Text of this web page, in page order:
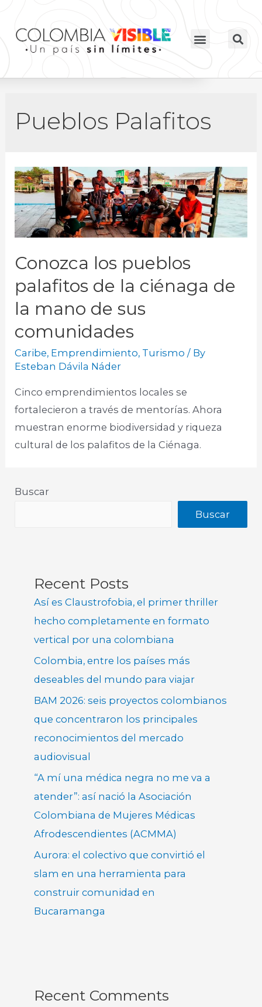
Pueblos Palafitos
Conozca los pueblos
palafitos de la ciénaga de
la mano de sus
comunidades
Caribe, Emprendimiento, Turismo / By
Esteban Dávila Náder
Cinco emprendimientos locales se
fortalecieron a través de mentorías. Ahora
muestran enorme biodiversidad y riqueza
cultural de los palafitos de la Ciénaga.
Buscar
Buscar
Recent Posts
Así es Claustrofobia, el primer thriller
hecho completamente en formato
vertical por una colombiana
Colombia, entre los países más
deseables del mundo para viajar
BAM 2026: seis proyectos colombianos
que concentraron los principales
reconocimientos del mercado
audiovisual
“A mí una médica negra no me va a
atender”: así nació la Asociación
Colombiana de Mujeres Médicas
Afrodescendientes (ACMMA)
Aurora: el colectivo que convirtió el
slam en una herramienta para
construir comunidad en
Bucaramanga
Recent Comments